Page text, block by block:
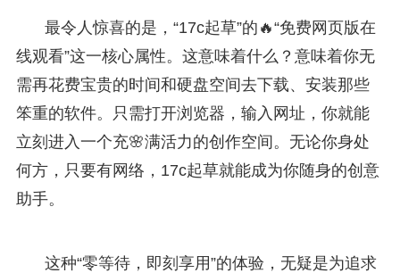
最令人惊喜的是，“17c起草”的🔥“免费网页版在
线观看”这一核心属性。这意味着什么？意味着你无
需再花费宝贵的时间和硬盘空间去下载、安装那些
笨重的软件。只需打开浏览器，输入网址，你就能
立刻进入一个充🌸满活力的创作空间。无论你身处
何方，只要有网络，17c起草就能成为你随身的创意
助手。
这种“零等待，即刻享用”的体验，无疑是为追求